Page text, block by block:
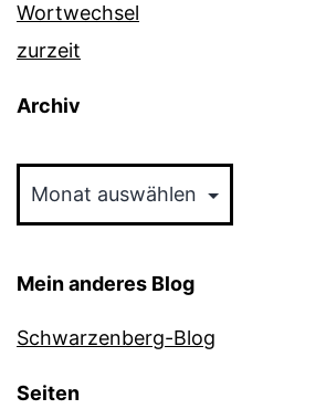
Wortwechsel
zurzeit
Archiv
Mein anderes Blog
Schwarzenberg-Blog
Seiten